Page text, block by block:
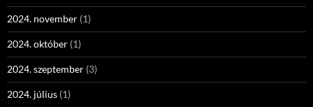
2024. november (1)
2024. október (1)
2024. szeptember (3)
2024. július (1)